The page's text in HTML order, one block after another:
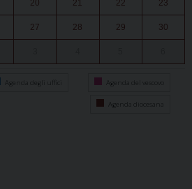
20 21 22 23
27 28 29 30
Agenda degli uffici Agenda del vescovo
Agenda diocesana